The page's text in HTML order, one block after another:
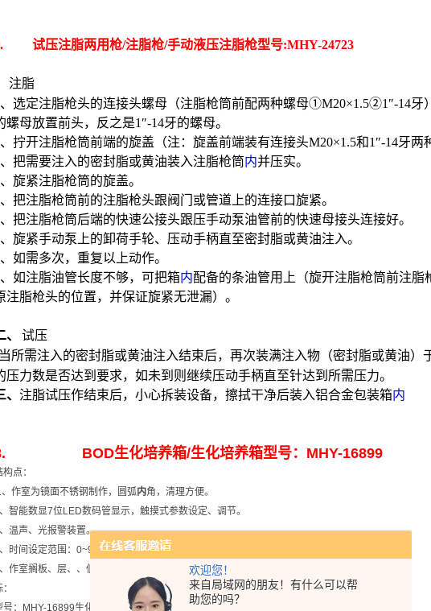
欢迎您！
来自局域网的朋友！有什么可以帮
助您的吗？
试压注脂两用枪/注脂枪/手动液压注脂枪型号:MHY-24723
注脂
选定注脂枪头的连接头螺母（注脂枪筒前配两种螺母①M20×1.5②1″-14牙
螺母放置前头，反之是1″-14牙的螺母。
拧开注脂枪筒前端的旋盖（注：旋盖前端装有连接头M20×1.5和1″-14牙两
把需要注入的密封脂或黄油装入注脂枪筒内并压实。
旋紧注脂枪筒的旋盖。
把注脂枪筒前的注脂枪头跟阀门或管道上的连接口旋紧。
把注脂枪筒后端的快速公接头跟压手动泵油管前的快速母接头连接好。
旋紧手动泵上的卸荷手轮、压动手柄直至密封脂或黄油注入。
如需多次，重复以上动作。
如注脂油管长度不够，可把箱内配备的条油管用上（旋开注脂枪筒前注脂
注脂枪头的位置，并保证旋紧无泄漏）。
、
试压
当所需注入的密封脂或黄油注入结束后，再次装满注入物（密封脂或黄油）
压力数是否达到要求，如未到则继续压动手柄直至针达到所需压力。
、 注脂试压作结束后，小心拆装设备，擦拭干净后装入铝合金包装箱内
BOD生化培养箱/生化培养箱型号： MHY-16899
构点：
、作室为镜面不锈钢制作，圆弧内 角，清理方便。
、智能数显7位LED数码管显示，触摸式参数设定、调节。
、 温声、光报警装置。
、时间设定范围： 0~999小时59分钟或无定时。
、作室搁板、层、 、低及数量可意调节。
：
MHY-16899生化培养箱